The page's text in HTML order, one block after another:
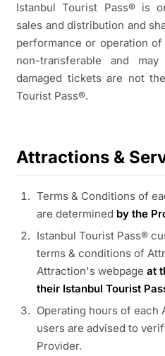
Istanbul Tourist Pass® is
sales and distribution and
performance or operation
non-transferable and
damaged tickets are not
Tourist Pass®.
Attractions &
Terms & Conditions of
are determined by the
Istanbul Tourist Pass®
terms & conditions of
Attraction's webpage at
their Istanbul Tourist
Operating hours of each
users are advised to
Provider.